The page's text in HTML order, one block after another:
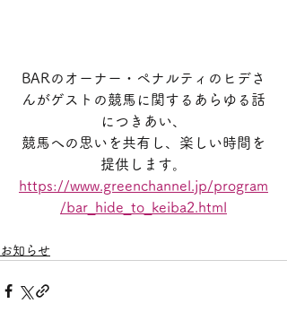
BARのオーナー・ペナルティのヒデさ
んがゲストの競馬に関するあらゆる話
につきあい、
競馬への思いを共有し、楽しい時間を
提供します。
https://www.greenchannel.jp/program
/bar_hide_to_keiba2.html
お知らせ